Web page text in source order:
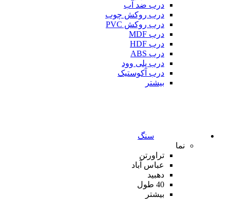
درب ضد آب
درب روکش چوب
درب روکش PVC
درب MDF
درب HDF
درب ABS
درب پلی وود
درب آکوستیک
بیشتر
سنگ
نما
تراورتن
عباس آباد
دهبید
40 طول
بیشتر